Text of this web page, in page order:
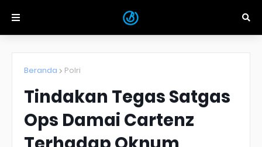
Beranda Polri
Tindakan Tegas Satgas
Ops Damai Cartenz